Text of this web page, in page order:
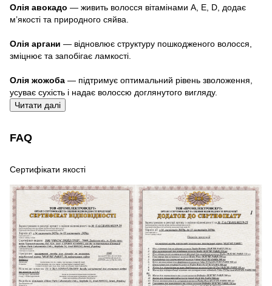
Олія авокадо — живить волосся вітамінами A, E, D, додає
м’якості та природного сяйва.
Олія аргани — відновлює структуру пошкодженого волосся,
зміцнює та запобігає ламкості.
Олія жожоба — підтримує оптимальний рівень зволоження,
усуває сухість і надає волоссю доглянутого вигляду.
Читати далі
FAQ
Сертифікати якості